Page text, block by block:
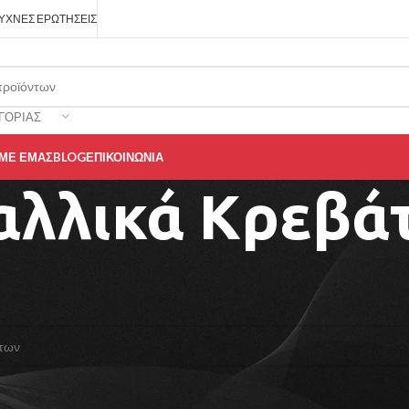
ΕΡΩΤΉΣΕΙΣ
ΕΜΆΣBLOGΕΠΙΚΟΙΝΩΝΊΑ